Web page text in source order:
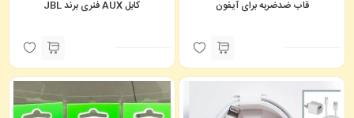
قاب ضدضربه برای آیفون کابل AUX فنری برند JBL